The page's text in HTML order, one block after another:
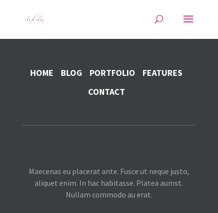
HOME BLOG PORTFOLIO
FEATURES
CONTACT
Maecenas eu placerat ante. Fusce ut neque justo,
aliquet enim. In hac habitasse. Platea aumst.
Nullam commodo au erat.